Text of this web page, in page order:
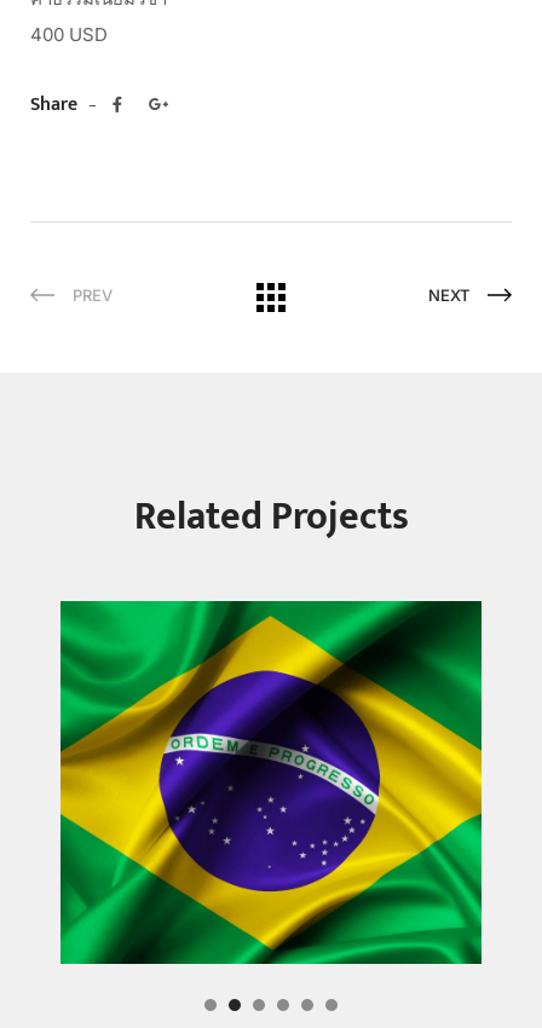
400 USD
Share
PREV NEXT
Related Projects